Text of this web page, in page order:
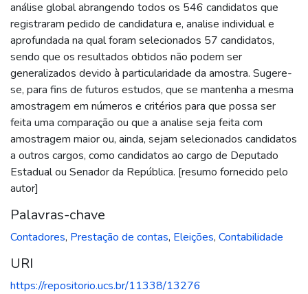
análise global abrangendo todos os 546 candidatos que
registraram pedido de candidatura e, analise individual e
aprofundada na qual foram selecionados 57 candidatos,
sendo que os resultados obtidos não podem ser
generalizados devido à particularidade da amostra. Sugere-
se, para fins de futuros estudos, que se mantenha a mesma
amostragem em números e critérios para que possa ser
feita uma comparação ou que a analise seja feita com
amostragem maior ou, ainda, sejam selecionados candidatos
a outros cargos, como candidatos ao cargo de Deputado
Estadual ou Senador da República. [resumo fornecido pelo
autor]
Palavras-chave
Contadores, Prestação de contas, Eleições, Contabilidade
URI
https://repositorio.ucs.br/11338/13276